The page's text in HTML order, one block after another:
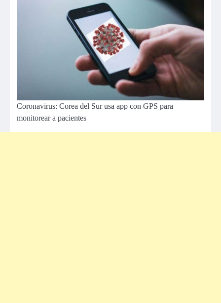
Coronavirus: Corea del Sur usa app con GPS para
monitorear a pacientes